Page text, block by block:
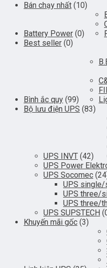
Bán chạy nhất (10)
Battery Power (0)
Best seller (0)
Bình ắc quy (99)
Bộ lưu điện UPS (83)
UPS INVT (42)
UPS Power
UPS Socomec
UPS
UPS three/
UPS three/
UPS SUPSTECH
Khuyến mãi gốc (3)